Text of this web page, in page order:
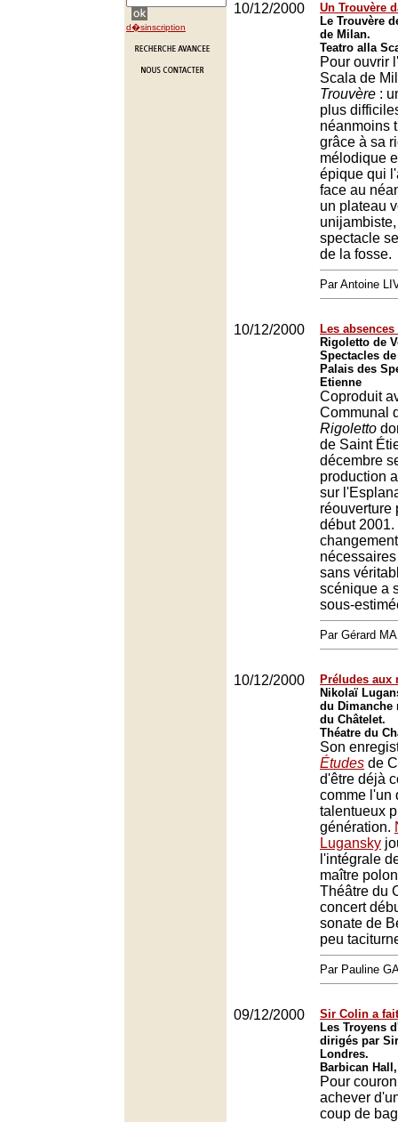
d�sinscription
10/12/2000
Un Trouvère
Le Trouvère
de Milan.
Teatro alla
Pour ouvrir
Scala de
Trouvère :
plus
néanmoins
grâce à sa
mélodique
épique qui
face au
un plateau
spectacle
de la fosse.
Par Antoine
10/12/2000
Les
Rigoletto de
Spectacles
Palais des
Etienne
Coproduit
Communal
Rigoletto
de Saint
décembre
production
sur
réouverture
début
sans
scénique a
sous-
Par Gérard
10/12/2000
Préludes aux
Nikolaï
du Dimanche
du Châtelet.
Théatre du
Son
Études de
d'être déjà
comme l'un
talentueux
génération.
Lugansky
l'intégrale
maître
Théâtre du
concert
sonate de
peu
Par Pauline
09/12/2000
Sir Colin a
Les Troyens
dirigés par
Londres.
Barbican
Pour
achever
coup de